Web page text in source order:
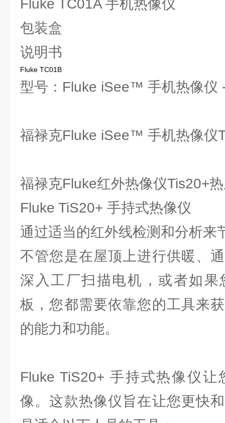
Fluke TC01A 手机热像仪
包装盒
说明书
Fluke TC01B
型号：Fluke iSee™ 手机热像仪
福禄克Fluke iSee™ 手机热像仪
福禄克Fluke红外热像仪Tis20+
Fluke TiS20+ 手持式热像仪
通过适当的红外线检测和分析来
不管您是在屋顶上进行供暖、
深入工厂扫描电机，或者如果
板，您都需要依靠您的工具来
的能力和功能。
Fluke TiS20+ 手持式热像仪
像。这款热像仪旨在让您更快